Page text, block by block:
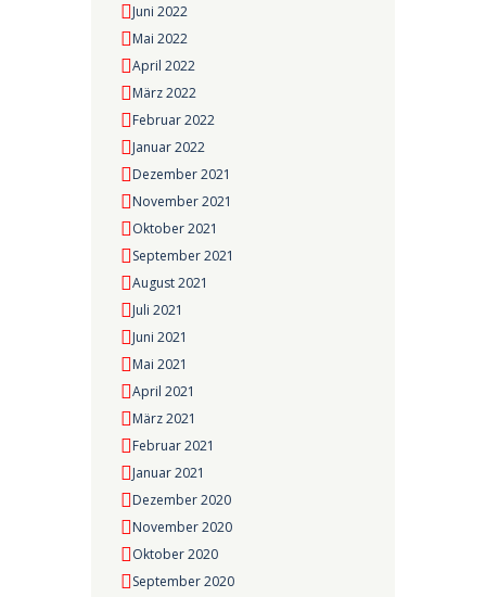
Juni 2022
Mai 2022
April 2022
März 2022
Februar 2022
Januar 2022
Dezember 2021
November 2021
Oktober 2021
September 2021
August 2021
Juli 2021
Juni 2021
Mai 2021
April 2021
März 2021
Februar 2021
Januar 2021
Dezember 2020
November 2020
Oktober 2020
September 2020